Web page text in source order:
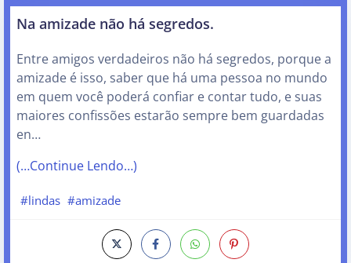
Na amizade não há segredos.
Entre amigos verdadeiros não há segredos, porque a
amizade é isso, saber que há uma pessoa no mundo
em quem você poderá confiar e contar tudo, e suas
maiores confissões estarão sempre bem guardadas
en…
(…Continue Lendo…)
#lindas #amizade